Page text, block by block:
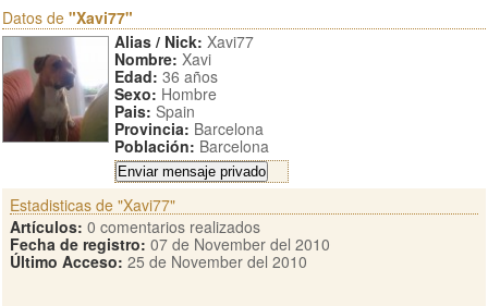
Datos de "Xavi77"
Alias / Nick: Xavi77
Nombre: Xavi
Edad: 36 años
Sexo: Hombre
Pais: Spain
Provincia: Barcelona
Población: Barcelona
Estadisticas de "Xavi77"
Artículos: 0 comentarios realizados
Fecha de registro: 07 de November del 2010
Último Acceso: 25 de November del 2010